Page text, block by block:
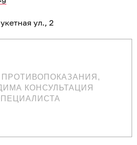
ул., 2
КОНСУЛЬТАЦИЯ